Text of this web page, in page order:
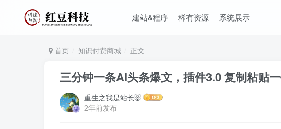
建站&程序 稀有资源 系统展示
首页 知识付费商城 正文
三分钟一条AI头条爆文，插件3.0 复制粘贴
重生之我是站长🐷
2年前发布